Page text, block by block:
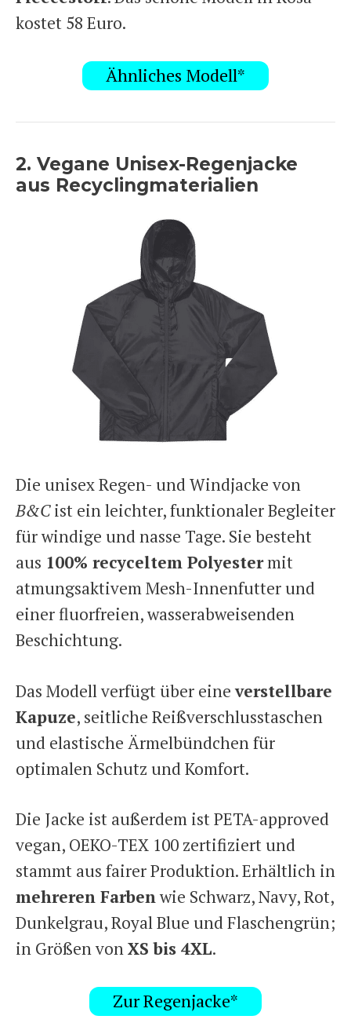
kostet 58 Euro.
Ähnliches Modell*
2. Vegane Unisex-Regenjacke
aus Recyclingmaterialien
Die unisex Regen- und Windjacke von
B&Cist ein leichter, funktionaler Begleiter
für windige und nasse Tage. Sie besteht
aus 100% recyceltem Polyestermit
atmungsaktivem Mesh-Innenfutter und
einer fluorfreien, wasserabweisenden
Beschichtung.
Das Modell verfügt über eineverstellbare
Kapuze, seitliche Reißverschlusstaschen
und elastische Ärmelbündchen für
optimalen Schutz und Komfort.
Die Jacke ist außerdem ist PETA-approved
vegan, OEKO-TEX 100 zertifiziert und
stammt aus fairer Produktion. Erhältlich in
mehreren Farbenwie Schwarz, Navy, Rot,
Dunkelgrau, Royal Blue und Flaschengrün;
in Größen vonXS bis 4XL.
Zur Regenjacke*